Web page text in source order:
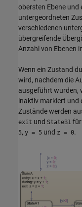
obersten Ebene und
untergeordneten
verschiedenen
übergreifende
Anzahl von Ebenen
Wenn ein Zustand
wird, nachdem die
ausgeführt wurden,
inaktiv markiert und
Zustände werden
exit und StateB1 für
5, y = 5 und z = 0.